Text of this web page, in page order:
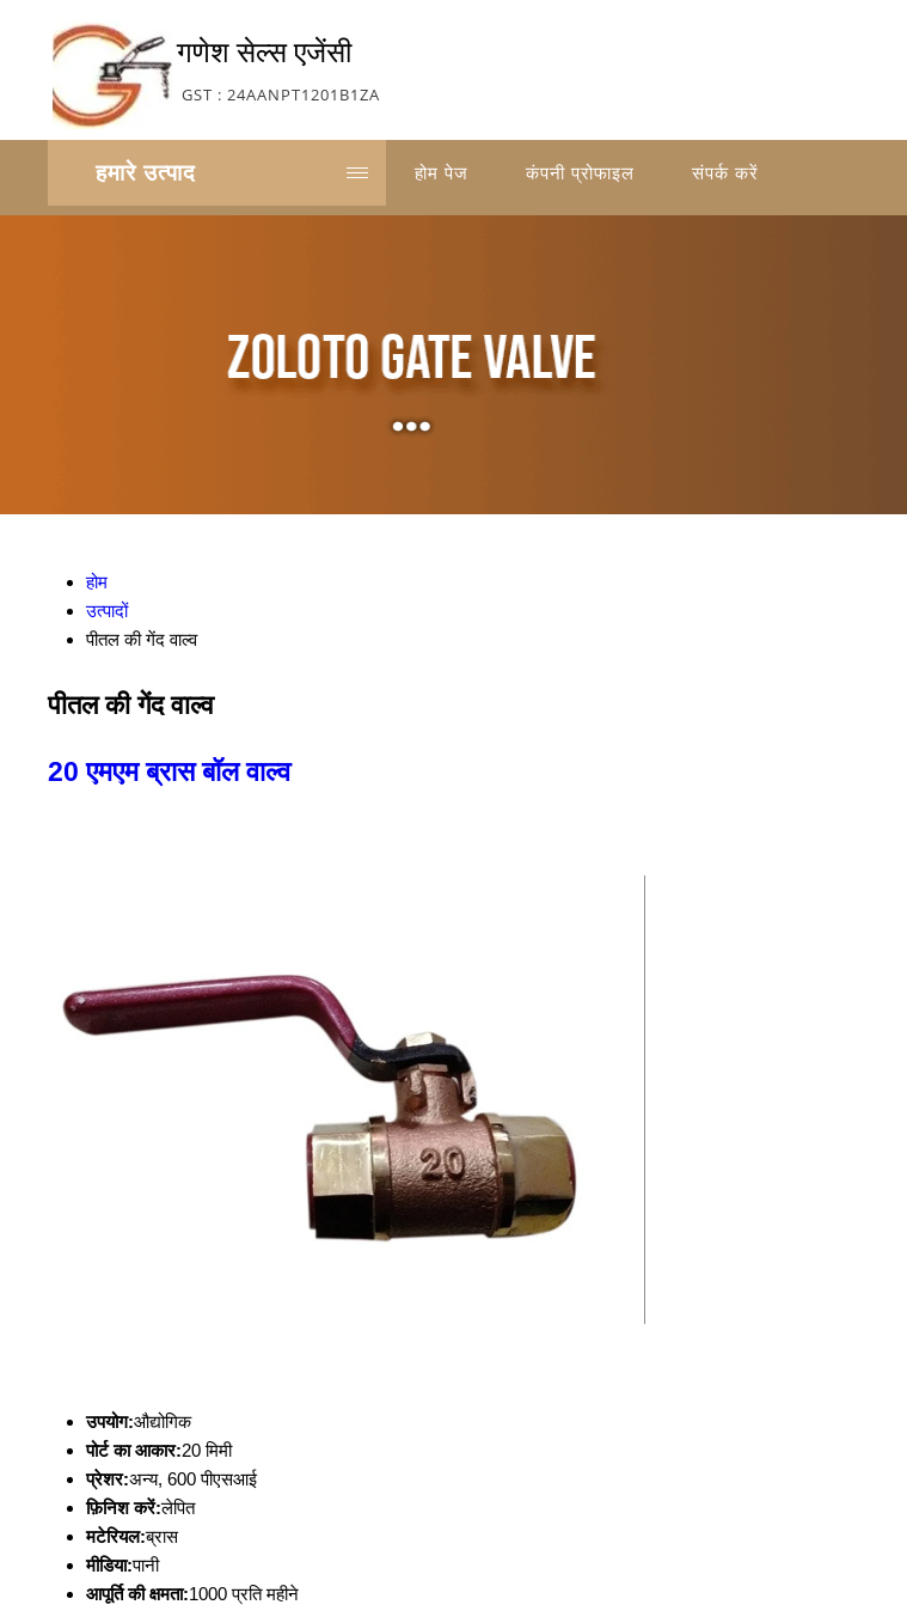
गणेश सेल्स एजेंसी
GST : 24AANPT1201B1ZA
हमारे उत्पाद होम पेज कंपनी प्रोफाइल संपर्क करें
होम
उत्पादों
पीतल की गेंद वाल्व
पीतल की गेंद वाल्व
20 एमएम ब्रास बॉल वाल्व
उपयोग:औद्योगिक
पोर्ट का आकार:20 मिमी
प्रेशर:अन्य, 600 पीएसआई
फ़िनिश करें:लेपित
मटेरियल:ब्रास
मीडिया:पानी
आपूर्ति की क्षमता:1000 प्रति महीने